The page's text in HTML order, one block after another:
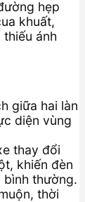
hẹp
khuất,
ánh
giữa hai làn
diện vùng
thay đổi
khiến đèn
thường.
thời